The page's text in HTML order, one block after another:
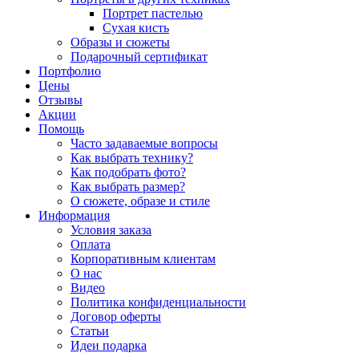
Портрет пастелью
Сухая кисть
Образы и сюжеты
Подарочный сертификат
Портфолио
Цены
Отзывы
Акции
Помощь
Часто задаваемые вопросы
Как выбрать технику?
Как подобрать фото?
Как выбрать размер?
О сюжете, образе и стиле
Информация
Условия заказа
Оплата
Корпоративным клиентам
О нас
Видео
Политика конфиденциальности
Договор оферты
Статьи
Идеи подарка